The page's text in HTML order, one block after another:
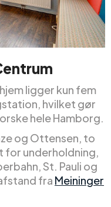
ligger kun fem
hvilket gør
hele Hamborg.
og Ottensen, to
for underholdning,
St. Pauli og
fra Meininger